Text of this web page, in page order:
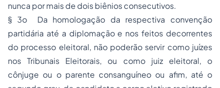
nunca por mais de dois biênios consecutivos.
§ 3o Da homologação da respectiva convenção
partidária até a diplomação e nos feitos decorrentes
do processo eleitoral, não poderão servir como juízes
nos Tribunais Eleitorais, ou como juiz eleitoral, o
cônjuge ou o parente consanguíneo ou afim, até o